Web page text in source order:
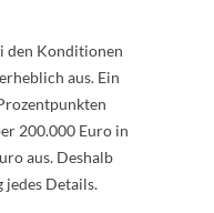
den Konditionen
aus. Ein
200.000 Euro in
aus. Deshalb
jedes Details.